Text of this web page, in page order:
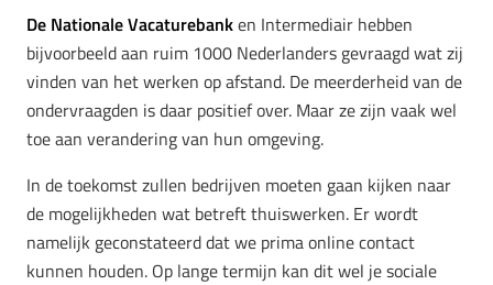
De Nationale Vacaturebanken Intermediair hebben
bijvoorbeeld aan ruim 1000 Nederlanders gevraagd wat zij
vinden van het werken op afstand. De meerderheid van de
ondervraagden is daar positief over. Maar ze zijn vaak wel
toe aan verandering van hun omgeving.
In de toekomst zullen bedrijven moeten gaan kijken naar
de mogelijkheden wat betreft thuiswerken. Er wordt
namelijk geconstateerd dat we prima online contact
kunnen houden. Op lange termijn kan dit wel je sociale